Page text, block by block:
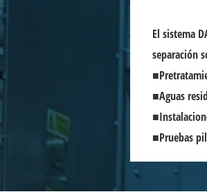
El sistema
separación
■
■Aguas
■
■Pruebas